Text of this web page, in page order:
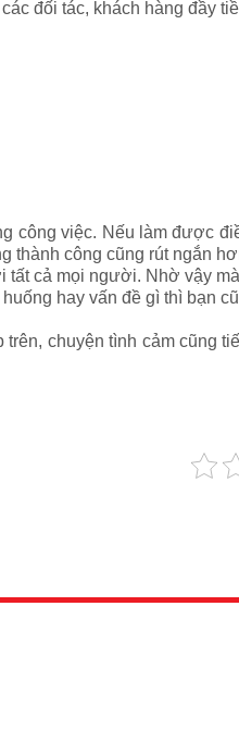
đối tác, khách hàng đầy
công việc. Nếu làm được
công cũng rút ngắn
cả mọi người. Nhờ vậy
hay vấn đề gì thì bạn
chuyện tình cảm cũng